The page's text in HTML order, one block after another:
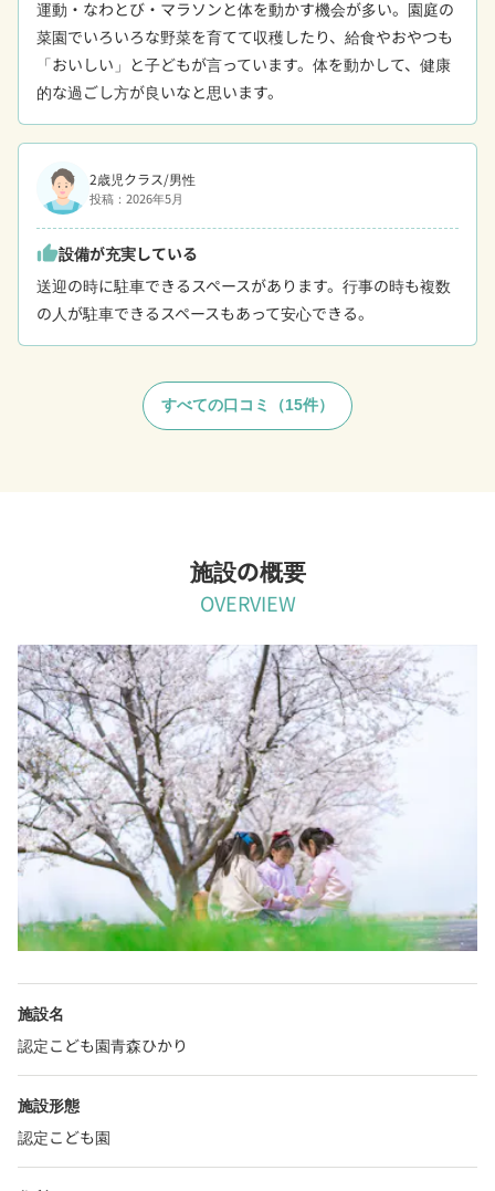
運動・なわとび・マラソンと体を動かす機会が多い。園庭の
菜園でいろいろな野菜を育てて収穫したり、給食やおやつも
「おいしい」と子どもが言っています。体を動かして、健康
的な過ごし方が良いなと思います。
2歳児クラス/男性
投稿：2026年5月
thumb_up設備が充実している
送迎の時に駐車できるスペースがあります。行事の時も複数
の人が駐車できるスペースもあって安心できる。
すべての口コミ（15件）
施設の概要
OVERVIEW
施設名
認定こども園青森ひかり
施設形態
認定こども園